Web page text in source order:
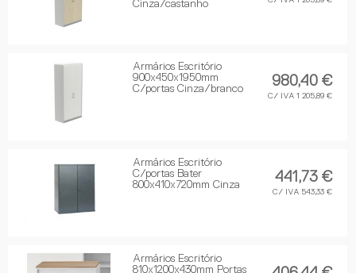
Cinza/castanho
Armários Escritório
900x450x1950mm
C/portas Cinza/branco
980,40 €
C/ IVA 1 205,89 €
Armários Escritório
C/portas Bater
800x410x720mm Cinza
441,73 €
C/ IVA 543,33 €
Armários Escritório
810x1200x430mm Portas